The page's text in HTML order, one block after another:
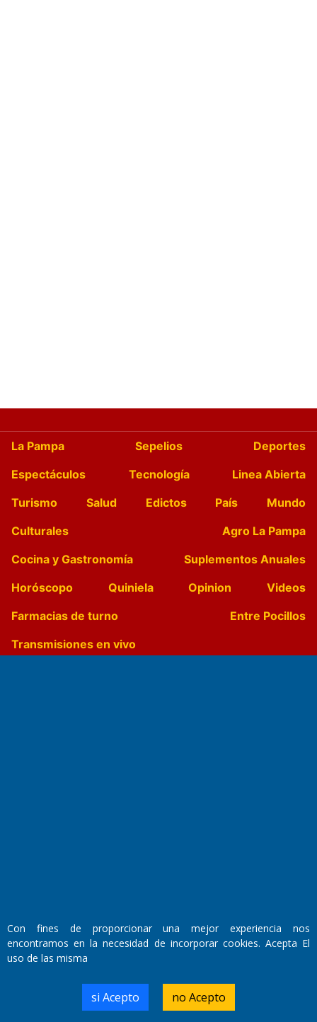
La Pampa Sepelios
Deportes
Espectáculos
Tecnología
Linea Abierta
Turismo
Salud Edictos País
Mundo
Culturales
Agro La Pampa
Cocina y Gastronomía
Suplementos Anuales
Horóscopo
Quiniela Opinion
Videos
Farmacias de turno
Entre Pocillos
Transmisiones en vivo
Propietario: El Diario SRL
Director Periodístico:
Walter René Goñi
Domicilio Legal: José Ingenieros 855,
Con fines de proporcionar una mejor experiencia nos
encontramos en la necesidad de incorporar cookies. Acepta El
uso de las misma
si Acepto no Acepto